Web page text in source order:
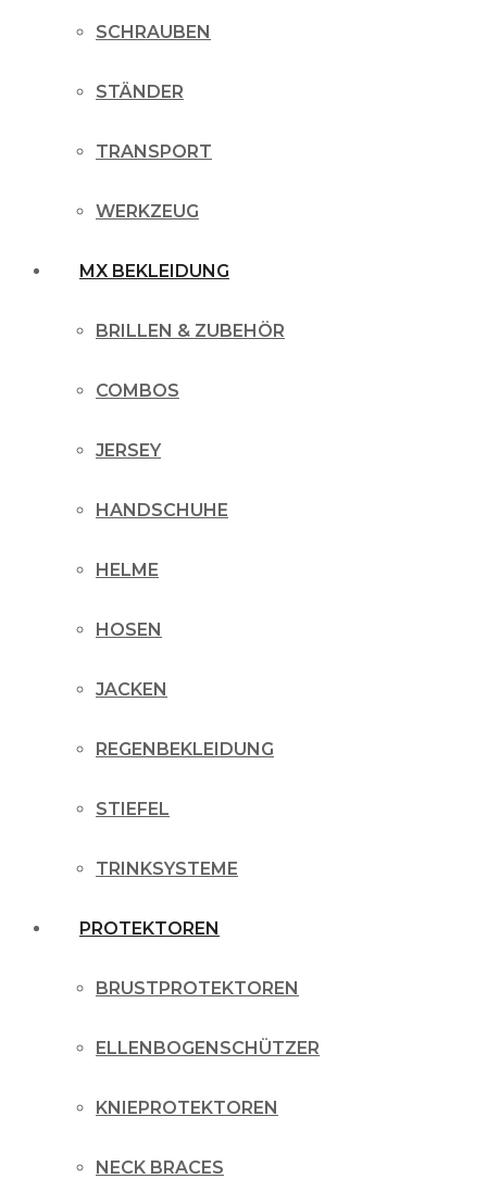
SCHRAUBEN
STÄNDER
TRANSPORT
WERKZEUG
MX BEKLEIDUNG
BRILLEN & ZUBEHÖR
COMBOS
JERSEY
HANDSCHUHE
HELME
HOSEN
JACKEN
REGENBEKLEIDUNG
STIEFEL
TRINKSYSTEME
PROTEKTOREN
BRUSTPROTEKTOREN
ELLENBOGENSCHÜTZER
KNIEPROTEKTOREN
NECK BRACES